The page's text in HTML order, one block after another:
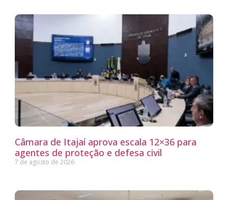
Câmara de Itajaí aprova escala 12×36 para
agentes de proteção e defesa civil
7 de agosto de 2026